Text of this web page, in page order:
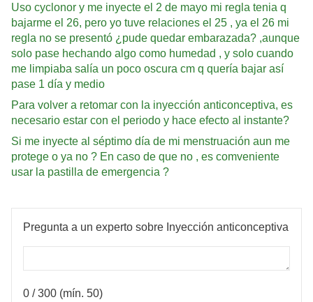
Uso cyclonor y me inyecte el 2 de mayo mi regla tenia q
bajarme el 26, pero yo tuve relaciones el 25 , ya el 26 mi
regla no se presentó ¿pude quedar embarazada? ,aunque
solo pase hechando algo como humedad , y solo cuando
me limpiaba salía un poco oscura cm q quería bajar así
pase 1 día y medio
Para volver a retomar con la inyección anticonceptiva, es
necesario estar con el periodo y hace efecto al instante?
Si me inyecte al séptimo día de mi menstruación aun me
protege o ya no ? En caso de que no , es comveniente
usar la pastilla de emergencia ?
Pregunta a un experto sobre Inyección anticonceptiva
0 / 300 (mín. 50)